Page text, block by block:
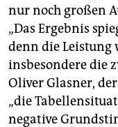
nur noch großen
„Das Ergebnis
denn die Leistung
insbesondere die
Oliver Glasner,
„die
negative